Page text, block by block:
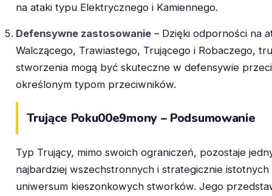
na ataki typu Elektrycznego i Kamiennego.
Defensywne zastosowanie – Dzięki odporności na
Walczącego, Trawiastego, Trującego i Robaczego,
stworzenia mogą być skuteczne w defensywie
określonym typom przeciwników.
Trujące Poku00e9mony – Podsumowanie
Typ Trujący, mimo swoich ograniczeń, pozostaje
najbardziej wszechstronnych i strategicznie
uniwersum kieszonkowych stworków. Jego